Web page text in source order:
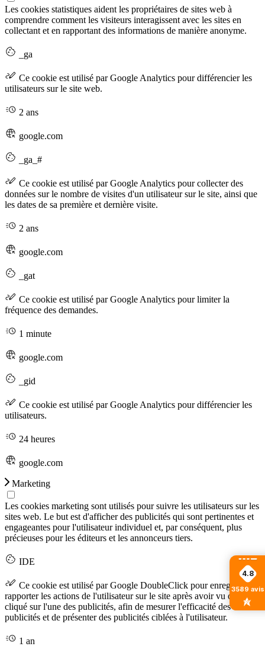
4.8
3589 avis
Les cookies statistiques aident les propriétaires de sites web à
comprendre comment les visiteurs interagissent avec les sites en
collectant et en rapportant des informations de manière anonyme.
_ga
Ce cookie est utilisé par Google Analytics pour différencier les
utilisateurs sur le site web.
2 ans
google.com
_ga_#
Ce cookie est utilisé par Google Analytics pour collecter des
données sur le nombre de visites d'un utilisateur sur le site, ainsi que
les dates de sa première et dernière visite.
2 ans
google.com
_gat
Ce cookie est utilisé par Google Analytics pour limiter la
fréquence des demandes.
1 minute
google.com
_gid
Ce cookie est utilisé par Google Analytics pour différencier les
utilisateurs.
24 heures
google.com
Marketing
Les cookies marketing sont utilisés pour suivre les utilisateurs sur les
sites web. Le but est d'afficher des publicités qui sont pertinentes et
engageantes pour l'utilisateur individuel et, par conséquent, plus
précieuses pour les éditeurs et les annonceurs tiers.
IDE
Ce cookie est utilisé par Google DoubleClick pour enregistrer et
rapporter les actions de l'utilisateur sur le site après avoir vu ou
cliqué sur l'une des publicités, afin de mesurer l'efficacité des
publicités et de présenter des publicités ciblées à l'utilisateur.
1 an